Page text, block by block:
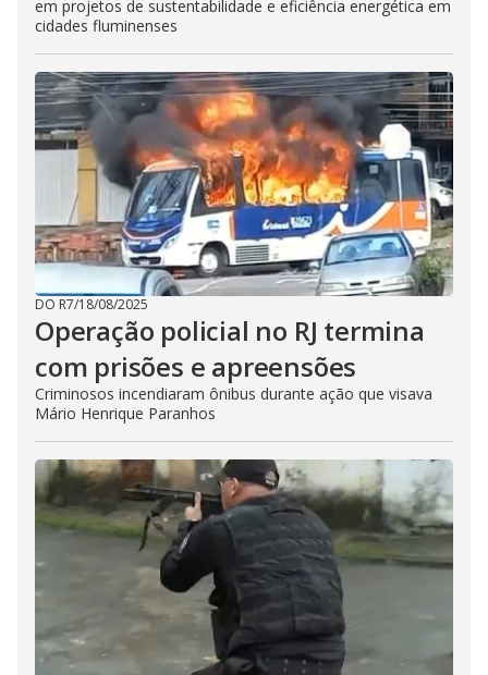
em projetos de sustentabilidade e eficiência energética em
cidades fluminenses
DO R7/18/08/2025
Operação policial no RJ termina
com prisões e apreensões
Criminosos incendiaram ônibus durante ação que visava
Mário Henrique Paranhos